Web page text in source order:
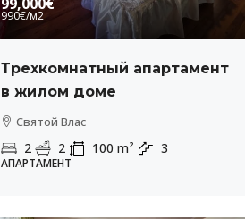
990€/м2
Трехкомнатный апартамент
в жилом доме
Святой Влас
2 2 100 m² 3
АПАРТАМЕНТ